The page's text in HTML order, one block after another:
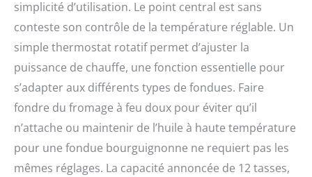
simplicité d’utilisation. Le point central est sans
conteste son contrôle de la température réglable. Un
simple thermostat rotatif permet d’ajuster la
puissance de chauffe, une fonction essentielle pour
s’adapter aux différents types de fondues. Faire
fondre du fromage à feu doux pour éviter qu’il
n’attache ou maintenir de l’huile à haute température
pour une fondue bourguignonne ne requiert pas les
mêmes réglages. La capacité annoncée de 12 tasses,